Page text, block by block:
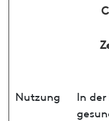
Nutzung
In